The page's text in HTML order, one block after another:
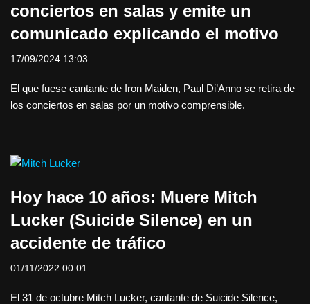
conciertos en salas y emite un
comunicado explicando el motivo
17/09/2024 13:03
El que fuese cantante de Iron Maiden, Paul Di’Anno se retira de
los conciertos en salas por un motivo comprensible.
Hoy hace 10 años: Muere Mitch
Lucker (Suicide Silence) en un
accidente de tráfico
01/11/2022 00:01
El 31 de octubre Mitch Lucker, cantante de Suicide Silence,